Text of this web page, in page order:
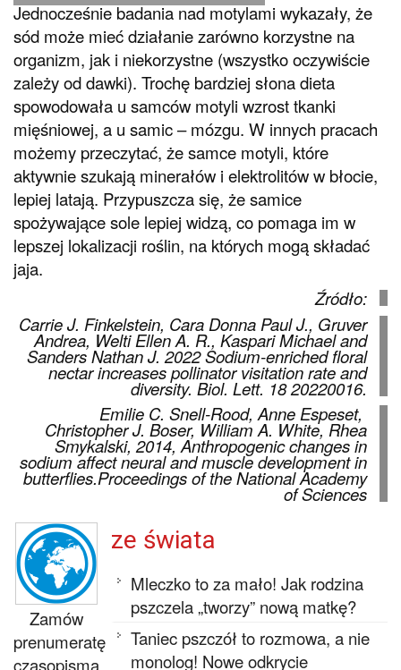
Jednocześnie badania nad motylami wykazały, że
sód może mieć działanie zarówno korzystne na
organizm, jak i niekorzystne (wszystko oczywiście
zależy od dawki). Trochę bardziej słona dieta
spowodowała u samców motyli wzrost tkanki
mięśniowej, a u samic – mózgu. W innych pracach
możemy przeczytać, że samce motyli, które
aktywnie szukają minerałów i elektrolitów w błocie,
lepiej latają. Przypuszcza się, że samice
spożywające sole lepiej widzą, co pomaga im w
lepszej lokalizacji roślin, na których mogą składać
jaja.
Źródło:
Carrie J. Finkelstein, Cara Donna Paul J., Gruver
Andrea, Welti Ellen A. R., Kaspari Michael and
Sanders Nathan J. 2022 Sodium-enriched floral
nectar increases pollinator visitation rate and
diversity. Biol. Lett. 18 20220016.
Emilie C. Snell-Rood, Anne Espeset,
Christopher J. Boser, William A. White, Rhea
Smykalski, 2014, Anthropogenic changes in
sodium affect neural and muscle development in
butterflies.Proceedings of the National Academy
of Sciences
Zamów
prenumeratę
czasopisma
ze świata
Mleczko to za mało! Jak rodzina
pszczela „tworzy” nową matkę?
Taniec pszczół to rozmowa, a nie
monolog! Nowe odkrycie